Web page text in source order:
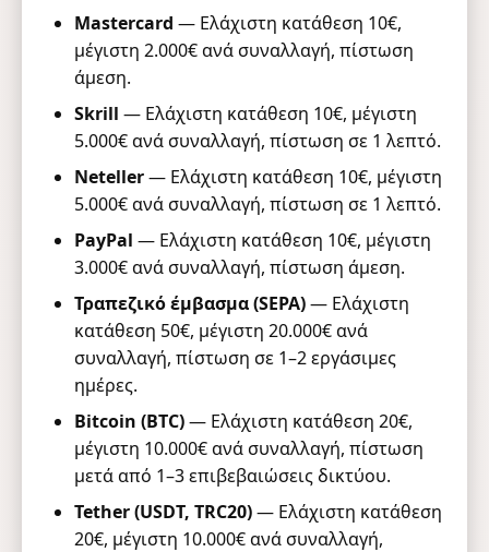
Mastercard — Ελάχιστη κατάθεση 10€,
μέγιστη 2.000€ ανά συναλλαγή, πίστωση
άμεση.
Skrill — Ελάχιστη κατάθεση 10€, μέγιστη
5.000€ ανά συναλλαγή, πίστωση σε 1 λεπτό.
Neteller— Ελάχιστη κατάθεση 10€, μέγιστη
5.000€ ανά συναλλαγή, πίστωση σε 1 λεπτό.
PayPal — Ελάχιστη κατάθεση 10€, μέγιστη
3.000€ ανά συναλλαγή, πίστωση άμεση.
Τραπεζικό έμβασμα (SEPA)— Ελάχιστη
κατάθεση 50€, μέγιστη 20.000€ ανά
συναλλαγή, πίστωση σε 1–2 εργάσιμες
ημέρες.
Bitcoin (BTC)— Ελάχιστη κατάθεση 20€,
μέγιστη 10.000€ ανά συναλλαγή, πίστωση
μετά από 1–3 επιβεβαιώσεις δικτύου.
Tether (USDT, TRC20)— Ελάχιστη κατάθεση
20€, μέγιστη 10.000€ ανά συναλλαγή,